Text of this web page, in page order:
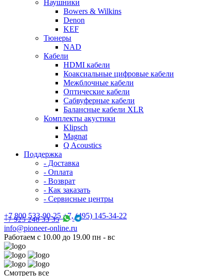
Наушники
Bowers & Wilkins
Denon
KEF
Тюнеры
NAD
Кабели
HDMI кабели
Коаксиальные цифровые кабели
Межблочные кабели
Оптические кабели
Сабвуферные кабели
Балансные кабели XLR
Комплекты акустики
Klipsch
Magnat
Q Acoustics
Поддержка
- Доставка
- Оплата
- Возврат
- Как заказать
- Сервисные центры
+7 800 533-90-25 +7, (495) 145-34-22
+7 925 248 33 35
info@pioneer-online.ru
Работаем с 10.00 до 19.00 пн - вс
Смотреть все